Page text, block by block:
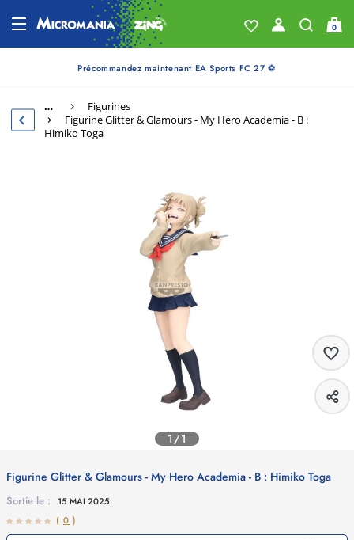
0
Précommandez maintenant EA Sports FC 27 ⚽
…
Figurines
Figurine Glitter & Glamours - My Hero Academia - B :
Himiko Toga
1/1
Figurine Glitter & Glamours - My Hero Academia - B : Himiko Toga
Sortie le :
15 MAI 2025
( 0 )